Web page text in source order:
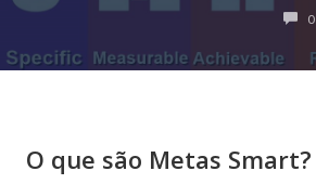
0
O que são Metas Smart?